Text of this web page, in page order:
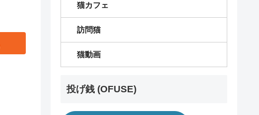
猫カフェ
訪問猫
猫動画
投げ銭 (OFUSE)